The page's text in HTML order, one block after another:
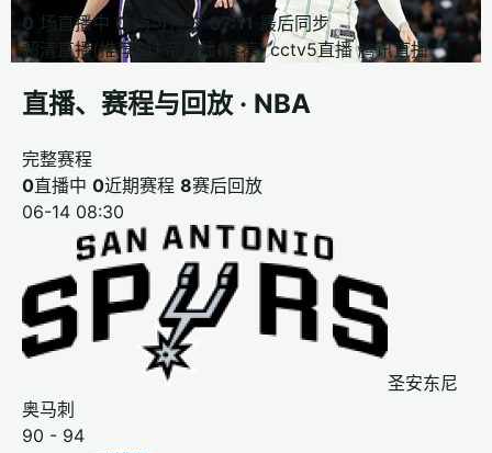
0 场直播中 0 场可预约 07:11 最后同步
超清直播(推荐)
球帝直播(推荐) cctv5直播 腾讯直播
直播、赛程与回放 · NBA
完整赛程
0直播中 0近期赛程 8赛后回放
06-14 08:30
圣安东尼
奥马刺
90 - 94